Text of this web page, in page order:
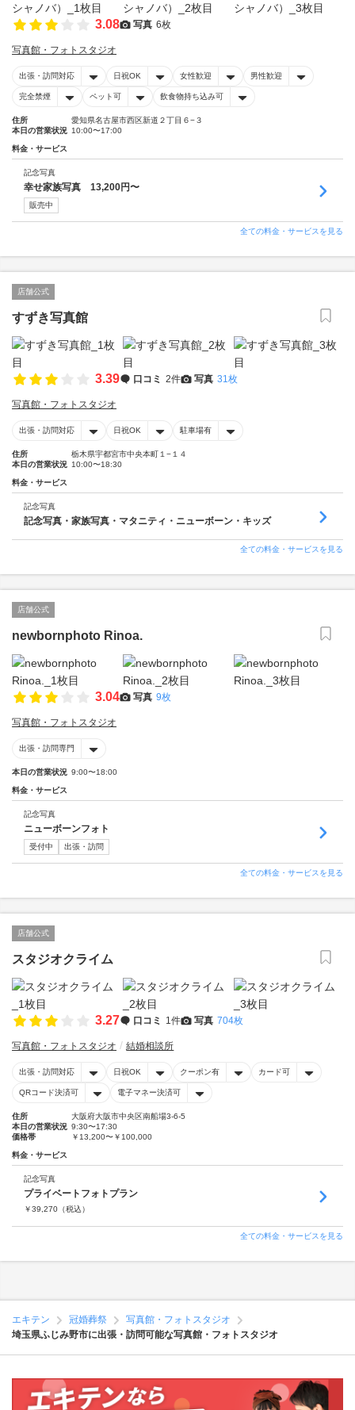
3.08 写真 6枚
写真館・フォトスタジオ
出張・訪問対応 日祝OK 女性歓迎 男性歓迎
完全禁煙 ペット可 飲食物持ち込み可
住所
愛知県名古屋市西区新道２丁目６−３
本日の営業状況 10:00〜17:00
料金・サービス
記念写真
幸せ家族写真 13,200円〜
販売中
全ての料金・サービスを見る
店舗公式
すずき写真館
3.39 口コミ 2件 写真 31枚
写真館・フォトスタジオ
出張・訪問対応 日祝OK 駐車場有
住所
栃木県宇都宮市中央本町１−１４
本日の営業状況 10:00〜18:30
料金・サービス
記念写真
記念写真・家族写真・マタニティ・ニューボーン・キッズ
全ての料金・サービスを見る
店舗公式
newbornphoto Rinoa.
3.04 写真 9枚
写真館・フォトスタジオ
出張・訪問専門
本日の営業状況 9:00〜18:00
料金・サービス
記念写真
ニューボーンフォト
受付中 出張・訪問
全ての料金・サービスを見る
店舗公式
スタジオクライム
3.27 口コミ 1件 写真 704枚
写真館・フォトスタジオ 結婚相談所
出張・訪問対応 日祝OK クーポン有 カード可
QRコード決済可 電子マネー決済可
住所
大阪府大阪市中央区南船場3-6-5
本日の営業状況 9:30〜17:30
価格帯
￥13,200〜￥100,000
料金・サービス
記念写真
プライベートフォトプラン
￥39,270 （税込）
全ての料金・サービスを見る
エキテン 冠婚葬祭
写真館・フォトスタジオ
埼玉県ふじみ野市に出張・訪問可能な写真館・フォトスタジオ